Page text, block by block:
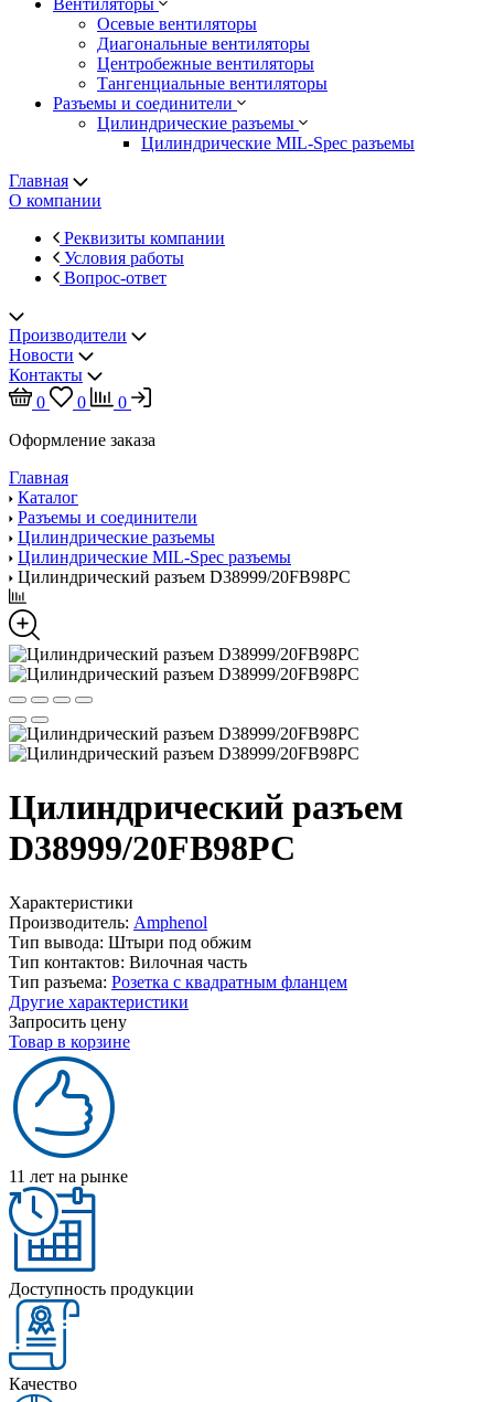
Вентиляторы
Осевые вентиляторы
Диагональные вентиляторы
Центробежные вентиляторы
Тангенциальные вентиляторы
Разъемы и соединители
Цилиндрические разъемы
Цилиндрические MIL-Spec разъемы
Главная
О компании
Реквизиты компании
Условия работы
Вопрос-ответ
Производители
Новости
Контакты
0
0
0
Оформление заказа
Главная
Каталог
Разъемы и соединители
Цилиндрические разъемы
Цилиндрические MIL-Spec разъемы
Цилиндрический разъем D38999/20FB98PC
Цилиндрический разъем
D38999/20FB98PC
Характеристики
Производитель: Amphenol
Тип вывода: Штыри под обжим
Тип контактов: Вилочная часть
Тип разъема: Розетка с квадратным фланцем
Другие характеристики
Запросить цену
Товар в корзине
11 лет на рынке
Доступность продукции
Качество